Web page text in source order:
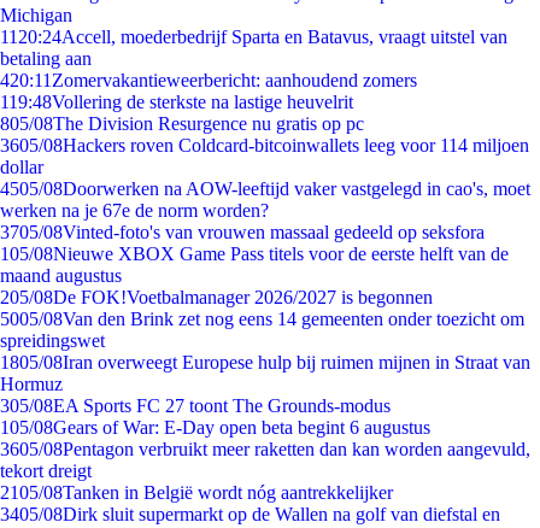
Michigan
11 20:24Accell, moederbedrijf Sparta en Batavus, vraagt uitstel van
betaling aan
420:11 Zomervakantieweerbericht: aanhoudend zomers
119:48Vollering de sterkste na lastige heuvelrit
805/08The Division Resurgence nu gratis op pc
3605/08Hackers roven Coldcard-bitcoinwallets leeg voor 114 miljoen
dollar
4505/08Doorwerken na AOW-leeftijd vaker vastgelegd in cao's, moet
werken na je 67e de norm worden?
3705/08Vinted-foto's van vrouwen massaal gedeeld op seksfora
105/08Nieuwe XBOX Game Pass titels voor de eerste helft van de
maand augustus
205/08De FOK!Voetbalmanager 2026/2027 is begonnen
5005/08Van den Brink zet nog eens 14 gemeenten onder toezicht om
spreidingswet
1805/08Iran overweegt Europese hulp bij ruimen mijnen in Straat van
Hormuz
305/08EA Sports FC 27 toont The Grounds-modus
105/08Gears of War: E-Day open beta begint 6 augustus
3605/08Pentagon verbruikt meer raketten dan kan worden aangevuld,
tekort dreigt
2105/08Tanken in België wordt nóg aantrekkelijker
3405/08Dirk sluit supermarkt op de Wallen na golf van diefstal en